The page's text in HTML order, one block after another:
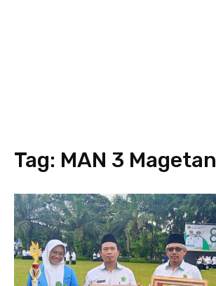
Tag: MAN 3 Magetan